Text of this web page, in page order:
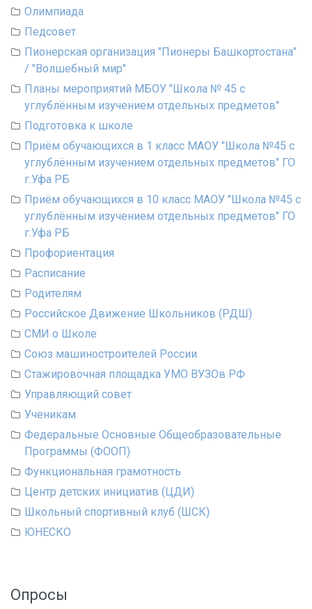
Олимпиада
Педсовет
Пионерская организация "Пионеры Башкортостана"
/ "Волшебный мир"
Планы мероприятий МБОУ "Школа № 45 с
углублённым изучением отдельных предметов"
Подготовка к школе
Приём обучающихся в 1 класс МАОУ "Школа №45 с
углублённым изучением отдельных предметов" ГО
г.Уфа РБ
Приём обучающихся в 10 класс МАОУ "Школа №45 с
углублённым изучением отдельных предметов" ГО
г.Уфа РБ
Профориентация
Расписание
Родителям
Российское Движение Школьников (РДШ)
СМИ о Школе
Союз машиностроителей России
Стажировочная площадка УМО ВУЗОв РФ
Управляющий совет
Ученикам
Федеральные Основные Общеобразовательные
Программы (ФООП)
Функциональная грамотность
Центр детских инициатив (ЦДИ)
Школьный спортивный клуб (ШСК)
ЮНЕСКО
Опросы